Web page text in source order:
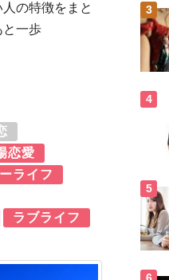
の特徴をまと
一歩
恋愛
ライフ
ラブライフ